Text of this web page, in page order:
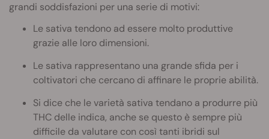
grandi soddisfazioni per una serie di motivi:
Le sativa tendono ad essere molto produttive
grazie alle loro dimensioni.
Le sativa rappresentano una grande sfida per i
coltivatori che cercano di affinare le proprie abilità.
Si dice che le varietà sativa tendano a produrre più
THC delle indica, anche se questo è sempre più
difficile da valutare con così tanti ibridi sul